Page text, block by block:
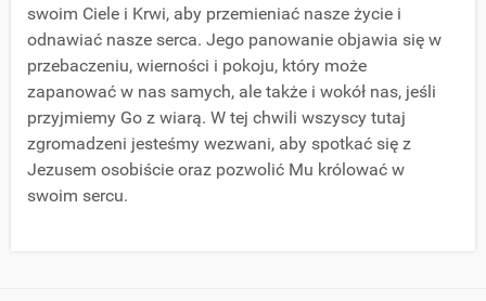
swoim Ciele i Krwi, aby przemieniać nasze życie i
odnawiać nasze serca. Jego panowanie objawia się w
przebaczeniu, wierności i pokoju, który może
zapanować w nas samych, ale także i wokół nas, jeśli
przyjmiemy Go z wiarą. W tej chwili wszyscy tutaj
zgromadzeni jesteśmy wezwani, aby spotkać się z
Jezusem osobiście oraz pozwolić Mu królować w
swoim sercu.